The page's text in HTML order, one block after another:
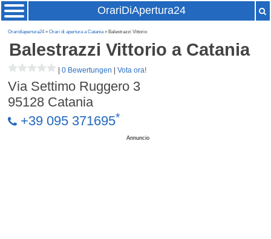
OrariDiApertura24
Oraridiapertura24»Orari di apertura a Catania» Balestrazzi Vittorio
Balestrazzi Vittorio a Catania
|0 Bewertungen |Vota ora!
Via Settimo Ruggero 3
95128 Catania
+39 095 371695*
Annuncio